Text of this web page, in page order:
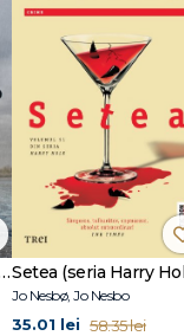
îți vine să plângi
Jo Nesbø, Jo Nesbo
35.01 lei 58.35 lei